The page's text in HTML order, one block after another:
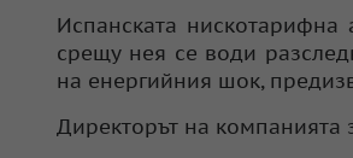
Испанската
срещу нея се води
на енергийния шок,
Директорът на